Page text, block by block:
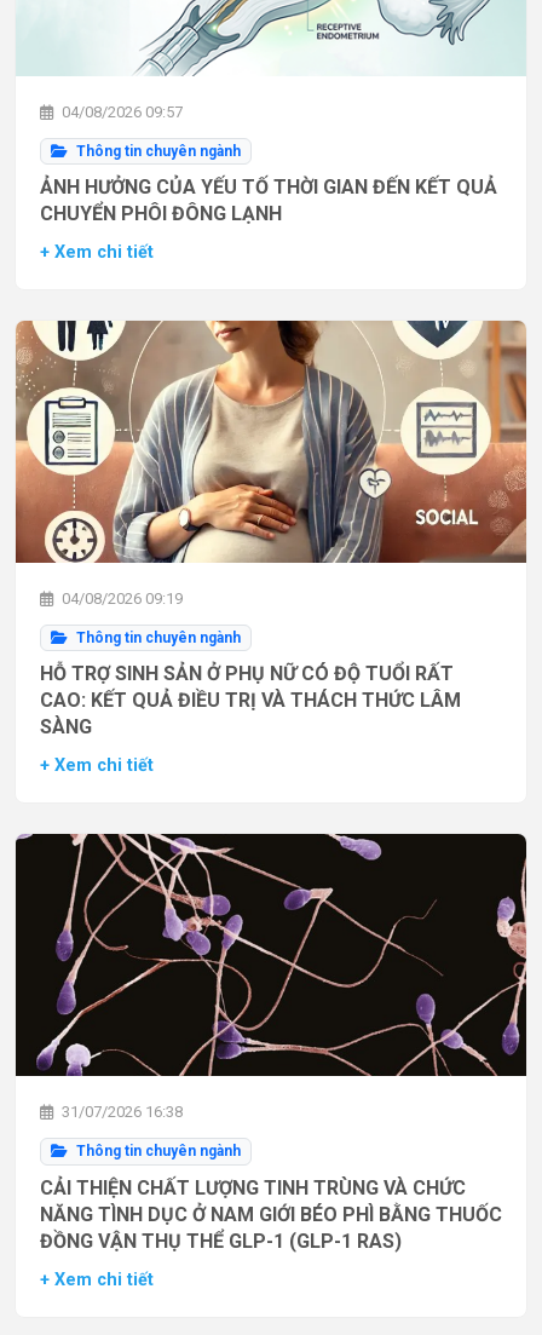
04/08/2026 09:57
Thông tin chuyên ngành
ẢNH HƯỞNG CỦA YẾU TỐ THỜI GIAN ĐẾN KẾT QUẢ
CHUYỂN PHÔI ĐÔNG LẠNH
+ Xem chi tiết
04/08/2026 09:19
Thông tin chuyên ngành
HỖ TRỢ SINH SẢN Ở PHỤ NỮ CÓ ĐỘ TUỔI RẤT
CAO: KẾT QUẢ ĐIỀU TRỊ VÀ THÁCH THỨC LÂM
SÀNG
+ Xem chi tiết
31/07/2026 16:38
Thông tin chuyên ngành
CẢI THIỆN CHẤT LƯỢNG TINH TRÙNG VÀ CHỨC
NĂNG TÌNH DỤC Ở NAM GIỚI BÉO PHÌ BẰNG THUỐC
ĐỒNG VẬN THỤ THỂ GLP-1 (GLP-1 RAS)
+ Xem chi tiết